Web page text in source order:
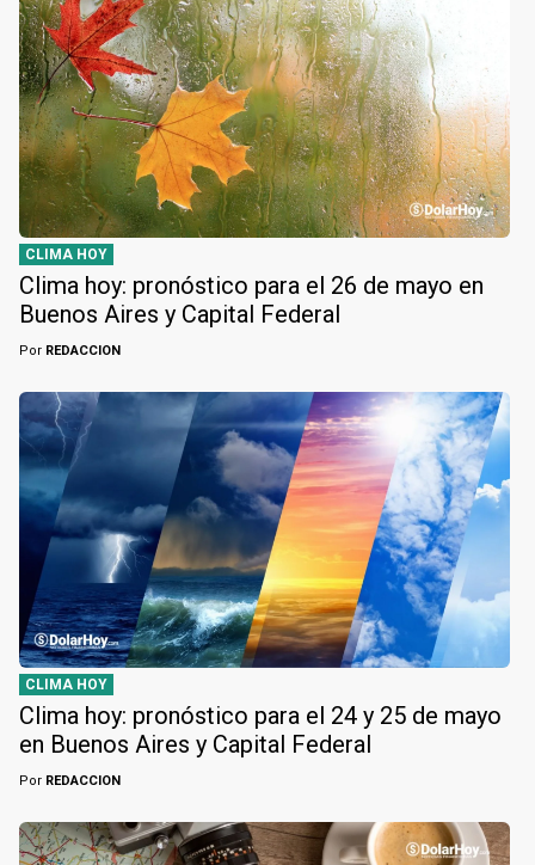
CLIMA HOY
Clima hoy: pronóstico para el 26 de mayo en
Buenos Aires y Capital Federal
Por REDACCION
CLIMA HOY
Clima hoy: pronóstico para el 24 y 25 de mayo
en Buenos Aires y Capital Federal
Por REDACCION